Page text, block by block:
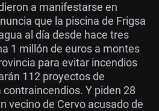
a manifestarse en
que la piscina de Frigsa
al día desde hace tres
1 millón de euros a montes
para evitar incendios
112 proyectos de
Y piden 28
vecino de Cervo acusado de